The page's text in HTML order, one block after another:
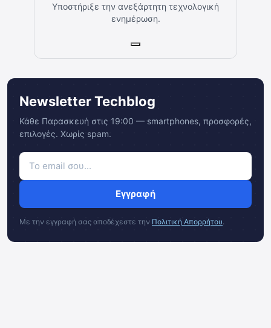
Υποστήριξε την ανεξάρτητη τεχνολογική
ενημέρωση.
Newsletter Techblog
Κάθε Παρασκευή στις 19:00 — smartphones, προσφορές,
επιλογές. Χωρίς spam.
Εγγραφή
Με την εγγραφή σας αποδέχεστε την Πολιτική Απορρήτου.